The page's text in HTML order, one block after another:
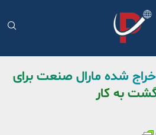
‌شده مارال صنعت برای
به کار